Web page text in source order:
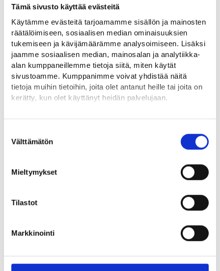
Tämä sivusto käyttää evästeitä
Käytämme evästeitä tarjoamamme sisällön ja mainosten
räätälöimiseen, sosiaalisen median ominaisuuksien
tukemiseen ja kävijämäärämme analysoimiseen. Lisäksi
jaamme sosiaalisen median, mainosalan ja analytiikka-
alan kumppaneillemme tietoja siitä, miten käytät
sivustoamme. Kumppanimme voivat yhdistää näitä
tietoja muihin tietoihin, joita olet antanut heille tai joita on
kerätty, kun olet käyttänyt heidän palvelujaan.
Löydät tietoa evästeiden käyttötarkoituksista
Lue tarkemmin
valinta
Välttämätön
Mieltymykset
Tilastot
Markkinointi
Tiedot ilmenevät KEHA-keskuksen Työllisyyskatsauksesta.
Lue lisää
vuoden takaisesta - Työmarkkinatori
Työmarkkinatori
vastuulle - Työmarkkinatori
Työnvälitystilaston tilastotietokanta (tyonvalitystilasto.fi)